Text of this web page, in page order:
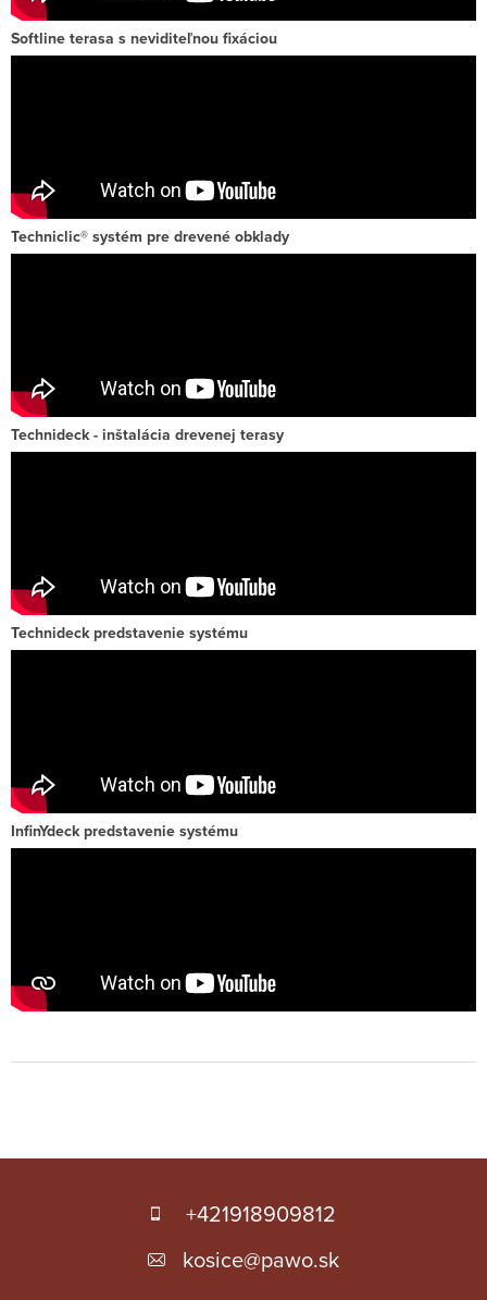
Softline terasa s neviditeľnou fixáciou
Techniclic® systém pre drevené obklady
Technideck - inštalácia drevenej terasy
Technideck predstavenie systému
InfinYdeck predstavenie systému
+421918909812
kosice@pawo.sk